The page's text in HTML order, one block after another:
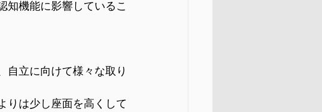
知機能に影響しているこ
自立に向けて様々な取り
りは少し座面を高くして